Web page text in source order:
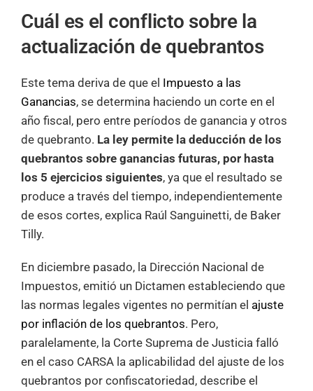
Cuál es el conflicto sobre la
actualización de quebrantos
Este tema deriva de que el Impuesto a las
Ganancias, se determina haciendo un corte en el
año fiscal, pero entre períodos de ganancia y otros
de quebranto. La ley permite la deducción de los
quebrantos sobre ganancias futuras, por hasta
los 5 ejercicios siguientes, ya que el resultado se
produce a través del tiempo, independientemente
de esos cortes, explica Raúl Sanguinetti, de Baker
Tilly.
En diciembre pasado, la Dirección Nacional de
Impuestos, emitió un Dictamen estableciendo que
las normas legales vigentes no permitían el ajuste
por inflación de los quebrantos. Pero,
paralelamente, la Corte Suprema de Justicia falló
en el caso CARSA la aplicabilidad del ajuste de los
quebrantos por confiscatoriedad, describe el